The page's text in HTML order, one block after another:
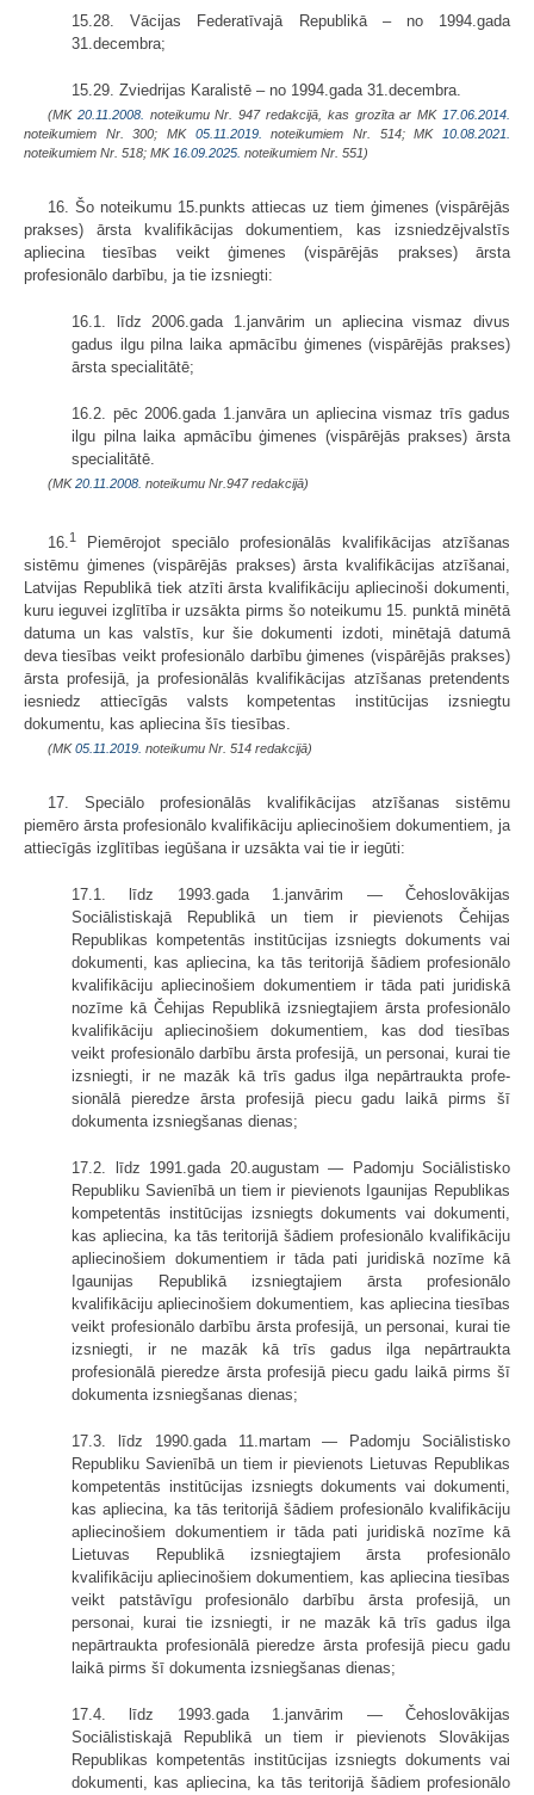
15.28. Vācijas Federatīvajā Republikā – no 1994.gada
31.decembra;
15.29. Zviedrijas Karalistē – no 1994.gada 31.decembra.
(MK 20.11.2008. noteikumu Nr. 947 redakcijā, kas grozīta ar MK 17.06.2014.
noteikumiem Nr. 300; MK 05.11.2019. noteikumiem Nr. 514; MK 10.08.2021.
noteikumiem Nr. 518; MK 16.09.2025. noteikumiem Nr. 551)
16. Šo noteikumu 15.punkts attiecas uz tiem ģimenes (vispārējās
prakses) ārsta kvalifikācijas dokumentiem, kas izsniedzējvalstīs
apliecina tiesības veikt ģimenes (vispārējās prakses) ārsta
profesionālo darbību, ja tie izsniegti:
16.1. līdz 2006.gada 1.janvārim un apliecina vismaz divus
gadus ilgu pilna laika apmācību ģimenes (vispārējās prakses)
ārsta specialitātē;
16.2. pēc 2006.gada 1.janvāra un apliecina vismaz trīs gadus
ilgu pilna laika apmācību ģimenes (vispārējās prakses) ārsta
specialitātē.
(MK20.11.2008. noteikumu Nr.947 redakcijā)
16.1
Piemērojot speciālo profesionālās kvalifikācijas atzīšanas
sistēmu ģimenes (vispārējās prakses) ārsta kvalifikācijas atzīšanai,
Latvijas Republikā tiek atzīti ārsta kvalifikāciju apliecinoši dokumenti,
kuru ieguvei izglītība ir uzsākta pirms šo noteikumu 15. punktā minētā
datuma un kas valstīs, kur šie dokumenti izdoti, minētajā datumā
deva tiesības veikt profesionālo darbību ģimenes (vispārējās prakses)
ārsta profesijā, ja profesionālās kvalifikācijas atzīšanas pretendents
iesniedz attiecīgās valsts kompetentas institūcijas izsniegtu
dokumentu, kas apliecina šīs tiesības.
(MK05.11.2019. noteikumu Nr. 514 redakcijā)
17. Speciālo profesionālās kvalifikācijas atzīšanas sistēmu
piemēro ārsta profesionālo kvalifikāciju apliecinošiem dokumentiem, ja
attiecīgās izglītības iegūšana ir uzsākta vai tie ir iegūti:
17.1. līdz 1993.gada 1.janvārim — Čehoslovākijas
Sociālistiskajā Republikā un tiem ir pievienots Čehijas
Republikas kompetentās institūcijas izsniegts dokuments vai
dokumenti, kas apliecina, ka tās teritorijā šādiem profesionālo
kvalifikāciju apliecinošiem dokumentiem ir tāda pati juridiskā
nozīme kā Čehijas Republikā izsniegtajiem ārsta profesionālo
kvalifikāciju apliecinošiem dokumentiem, kas dod tiesības
veikt profesionālo darbību ārsta profesijā, un personai, kurai tie
izsniegti, ir ne mazāk kā trīs gadus ilga nepārtraukta profe­
sionālā pieredze ārsta profesijā piecu gadu laikā pirms šī
dokumenta izsnieg­šanas dienas;
17.2. līdz 1991.gada 20.augustam — Padomju Sociālistisko
Republiku Savienībā un tiem ir pievienots Igaunijas Republikas
kompetentās institūcijas izsniegts dokuments vai dokumenti,
kas apliecina, ka tās teritorijā šādiem profe­sionālo kvalifikāciju
apliecinošiem dokumentiem ir tāda pati juridiskā nozīme kā
Igaunijas Republikā izsniegtajiem ārsta profesionālo
kvalifikāciju apliecinošiem dokumentiem, kas apliecina tiesības
veikt profesionālo darbību ārsta pro­fesijā, un personai, kurai tie
izsniegti, ir ne mazāk kā trīs gadus ilga nepārtraukta
profesionālā pieredze ārsta profesijā piecu gadu laikā pirms šī
dokumenta izsniegšanas dienas;
17.3. līdz 1990.gada 11.martam — Padomju Sociālistisko
Republiku Savie­nībā un tiem ir pievienots Lietuvas Republikas
kompetentās institūcijas izsniegts dokuments vai dokumenti,
kas apliecina, ka tās teritorijā šādiem profesionālo kvalifikāciju
apliecinošiem dokumentiem ir tāda pati juridiskā nozīme kā
Lietuvas Republikā izsniegtajiem ārsta profesionālo
kvalifikāciju apliecinošiem dokumentiem, kas apliecina tiesības
veikt patstāvīgu profesionālo darbību ārsta profesijā, un
personai, kurai tie izsniegti, ir ne mazāk kā trīs gadus ilga
nepārtraukta profesionālā pieredze ārsta profesijā piecu gadu
laikā pirms šī dokumenta izsniegšanas dienas;
17.4. līdz 1993.gada 1.janvārim — Čehoslovākijas
Sociālistiskajā Repub­likā un tiem ir pievienots Slovākijas
Republikas kompetentās institūcijas izsniegts dokuments vai
dokumenti, kas apliecina, ka tās teritorijā šādiem profe­sionālo